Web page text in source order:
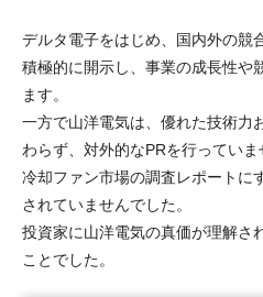
デルタ電子をはじめ、国内外の競
積極的に開示し、事業の成長性や
ます。
一方で山洋電気は、優れた技術力
わらず、対外的なPRを行ってい
冷却ファン市場の調査レポートに
されていませんでした。
投資家に山洋電気の真価が理解さ
ことでした。